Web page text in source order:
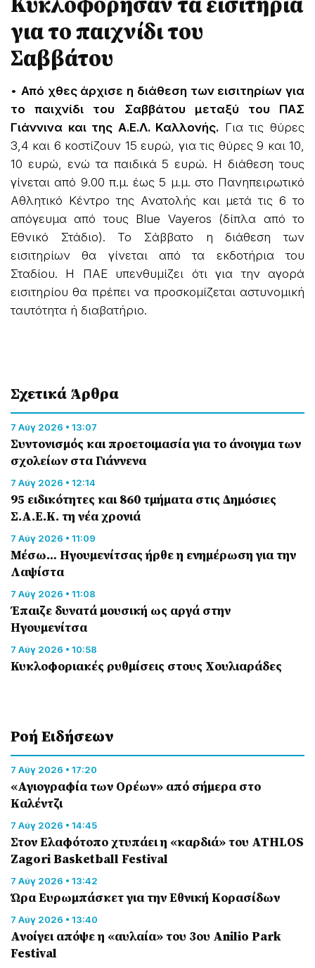
για το παιχνίδι του
Σαββάτου
• Από χθες άρχισε η διάθεση των εισιτηρίων για
το παιχνίδι του Σαββάτου μεταξύ του ΠΑΣ
Γιάννινα και της Α.Ε.Λ. Καλλονής. Για τις θύρες
3,4 και 6 κοστίζουν 15 ευρώ, για τις θύρες 9 και 10,
10 ευρώ, ενώ τα παιδικά 5 ευρώ. Η διάθεση τους
γίνεται από 9.00 π.μ. έως 5 μ.μ. στο Πανηπειρωτικό
Αθλητικό Κέντρο της Ανατολής και μετά τις 6 το
απόγευμα από τους Blue Vayeros (δίπλα από το
Εθνικό Στάδιο). Το Σάββατο η διάθεση των
εισιτηρίων θα γίνεται από τα εκδοτήρια του
Σταδίου. Η ΠΑΕ υπενθυμίζει ότι για την αγορά
εισιτηρίου θα πρέπει να προσκομίζεται αστυνομική
ταυτότητα ή διαβατήριο.
Σχετικά Άρθρα
7 Αύγ 2026 • 13:07
Συντονισμός και προετοιμασία για το άνοιγμα των
σχολείων στα Γιάννενα
7 Αύγ 2026 • 12:14
95 ειδικότητες και 860 τμήματα στις Δημόσιες
Σ.Α.Ε.Κ. τη νέα χρονιά
7 Αύγ 2026 • 11:09
Μέσω… Ηγουμενίτσας ήρθε η ενημέρωση για την
Λαψίστα
7 Αύγ 2026 • 11:08
Έπαιζε δυνατά μουσική ως αργά στην
Ηγουμενίτσα
7 Αύγ 2026 • 10:58
Κυκλοφοριακές ρυθμίσεις στους Χουλιαράδες
Ροή Eιδήσεων
7 Αύγ 2026 • 17:20
«Αγιογραφία των Ορέων» από σήμερα στο
Καλέντζι
7 Αύγ 2026 • 14:45
Στον Ελαφότοπο χτυπάει η «καρδιά» του ATHLOS
Zagori Basketball Festival
7 Αύγ 2026 • 13:42
Ώρα Ευρωμπάσκετ για την Εθνική Κορασίδων
7 Αύγ 2026 • 13:40
Ανοίγει απόψε η «αυλαία» του 3ου Anilio Park
Festival